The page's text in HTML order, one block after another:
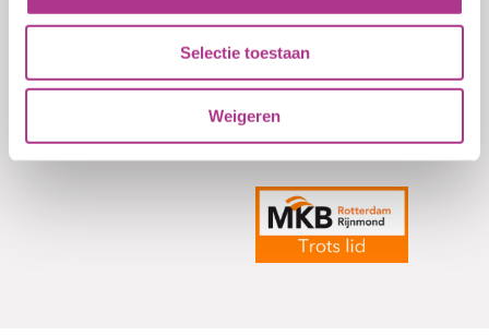
Selectie toestaan
Weigeren
Klachten
aanmeldformulieren
Kiddoozz
Sliedrechtstraat 62-66
3086 JN Rotterdam
info@kiddoozz.nl